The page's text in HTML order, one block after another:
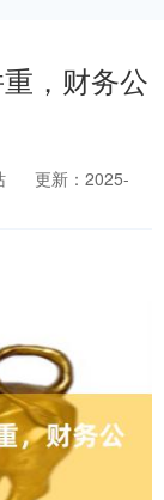
，财务公
更新：2025-